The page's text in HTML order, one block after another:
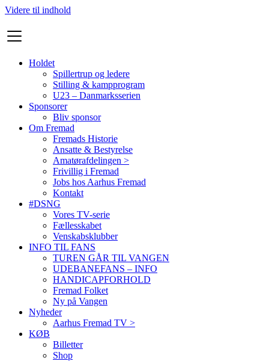
Videre til indhold
Holdet
Spillertrup og ledere
Stilling & kampprogram
U23 – Danmarksserien
Sponsorer
Bliv sponsor
Om Fremad
Fremads Historie
Ansatte & Bestyrelse
Amatørafdelingen >
Frivillig i Fremad
Jobs hos Aarhus Fremad
Kontakt
#DSNG
Vores TV-serie
Fællesskabet
Venskabsklubber
INFO TIL FANS
TUREN GÅR TIL VANGEN
UDEBANEFANS – INFO
HANDICAPFORHOLD
Fremad Folket
Ny på Vangen
Nyheder
Aarhus Fremad TV >
KØB
Billetter
Shop